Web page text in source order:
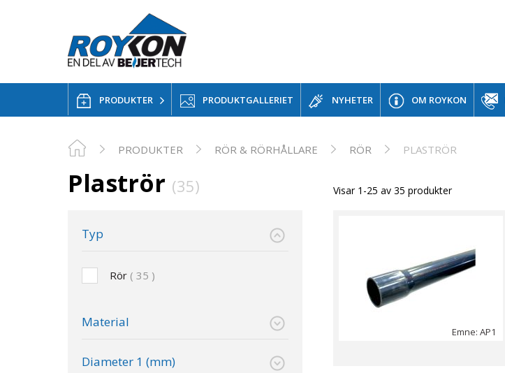
PRODUKTER PRODUKTGALLERIET NYHETER OM ROYKON
PRODUKTER RÖR & RÖRHÅLLARE RÖR PLASTRÖR
Plaströr (35)
Typ
Rör 35
Material
Diameter 1 (mm)
Visar 1-25 av 35 produkter
Emne: AP1